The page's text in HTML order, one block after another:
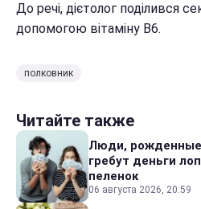
До речі, дієтолог поділився
допомогою вітаміну В6.
полковник
Читайте также
Люди, рожденные
гребут деньги
пеленок
06 августа 2026, 20:59